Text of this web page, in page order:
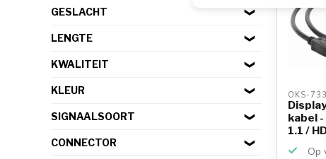
GESLACHT
LENGTE
KWALITEIT
KLEUR
SIGNAALSOORT
CONNECTOR
OKS-
kabel
1.1 /
Op